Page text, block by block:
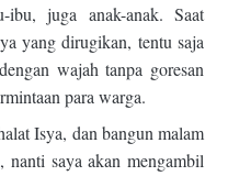
ibu, juga anak-anak. Saat
yang dirugikan, tentu saja
wajah tanpa goresan
para warga.
Isya, dan bangun malam
saya akan mengambil